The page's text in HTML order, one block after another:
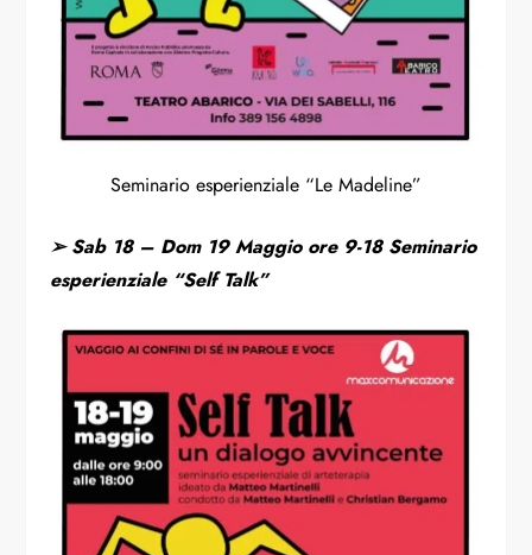
Seminario esperienziale “Le Madeline”
➢Sab 18 – Dom 19 Maggio ore 9-18 Seminario
esperienziale “Self Talk”